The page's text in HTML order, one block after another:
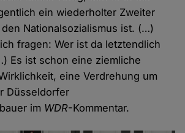
ein wiederholter Zweiter
Nationalsozialismus ist. (…)
fragen: Wer ist da letztendlich
Es ist schon eine ziemliche
eine Verdrehung um
Düsseldorfer
im WDR-Kommentar.